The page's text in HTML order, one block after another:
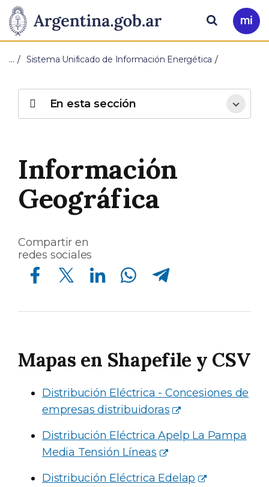
Presidencia
de
Nación
Pasar al contenido principal
Ir
a
Buscar
… Sistema Unificado de Información Energética
Información
Geográfica
Compartir en
redes sociales
Compartir en Facebook Compartir en Twitter Compartir en Linkedin Compartir en Whatsapp Compartir en Telegram
Mapas en Shapefile y CSV
Distribución Eléctrica - Concesiones de
empresas distribuidoras
Distribución Eléctrica Apelp La Pampa
Media Tensión Líneas
Distribución Eléctrica Edelap
En esta sección